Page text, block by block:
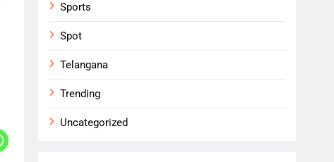
Sports
Spot
Telangana
Trending
Uncategorized